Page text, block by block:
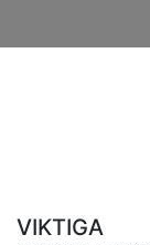
VIKTIGA